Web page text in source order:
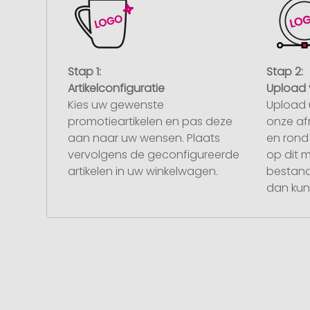
Stap 1:
Artikelconfiguratie
Kies uw gewenste
promotieartikelen en pas deze
aan naar uw wensen. Plaats
vervolgens de geconfigureerde
artikelen in uw winkelwagen.
Stap 2:
onze
en
op dit
dan